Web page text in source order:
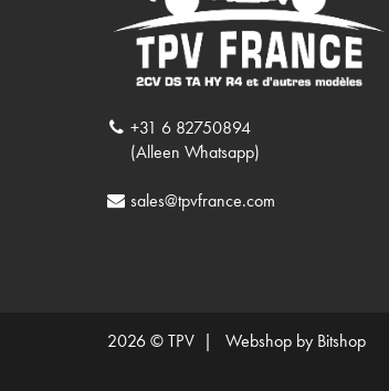
+31 6 82750894
(Alleen Whatsapp)
sales@tpvfrance.com
2026 © TPV | Webshop by Bitshop